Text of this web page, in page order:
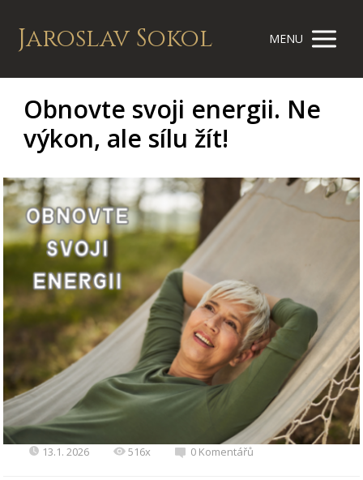
Jaroslav Sokol MENU
Obnovte svoji energii. Ne
výkon, ale sílu žít!
13.1. 2026 516x 0 Komentářů